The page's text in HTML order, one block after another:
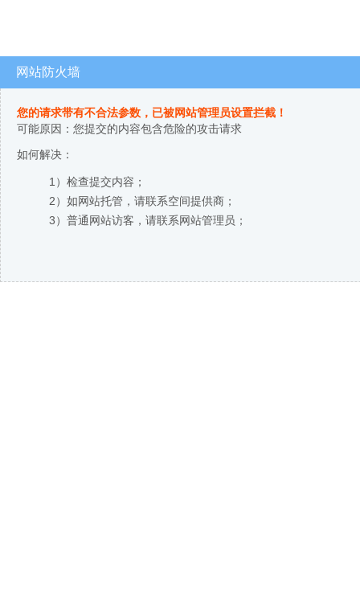
网站防火墙
您的请求带有不合法参数，已被网站管理员设置拦截！
可能原因：您提交的内容包含危险的攻击请求
如何解决：
1）检查提交内容；
2）如网站托管，请联系空间提供商；
3）普通网站访客，请联系网站管理员；